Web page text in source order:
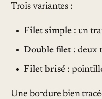
Trois variantes :
Filet simple: un
Double filet: deux
Filet brisé:
Une bordure bien